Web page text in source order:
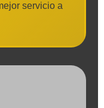
servicio a